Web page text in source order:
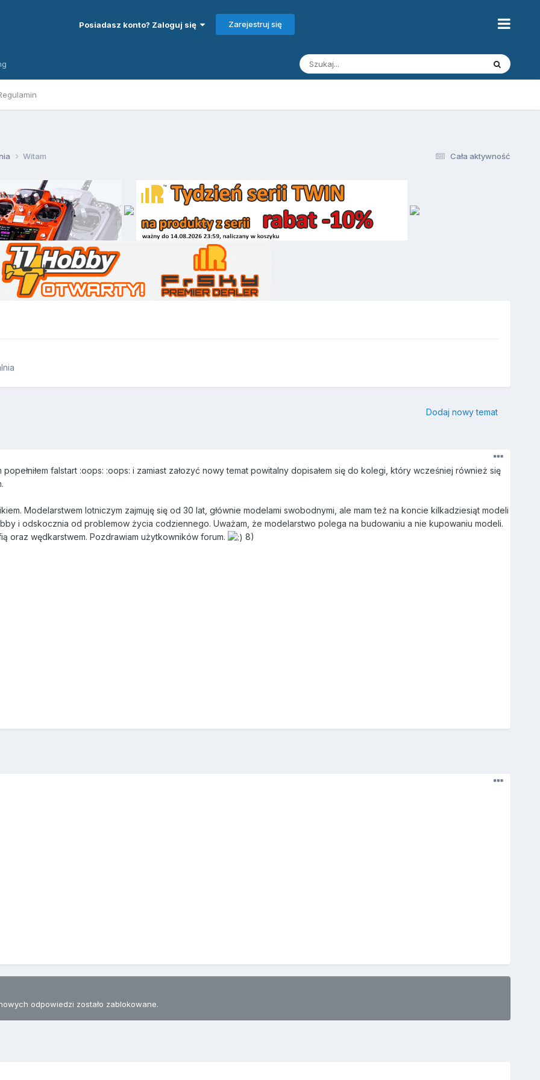
Posiadasz konto? Zaloguj się Zarejestruj się
Cała aktywność
Witam
Dodaj nowy temat
falstart :oops: :oops: i zamiast załozyć nowy temat powitalny dopisałem się do kolegi, który wcześniej również się
Modelarstwem lotniczym zajmuję się od 30 lat, głównie modelami swobodnymi, ale mam też na koncie kilkadziesiąt modeli
i odskocznia od problemow życia codziennego. Uważam, że modelarstwo polega na budowaniu a nie kupowaniu modeli.
oraz wędkarstwem. Pozdrawiam użytkowników forum.
8)
odpowiedzi zostało zablokowane.